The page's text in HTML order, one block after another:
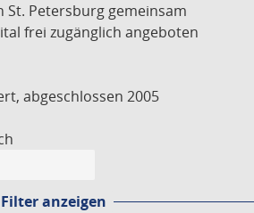
Petersburg gemeinsam
frei zugänglich angeboten
abgeschlossen 2005
Filter anzeigen